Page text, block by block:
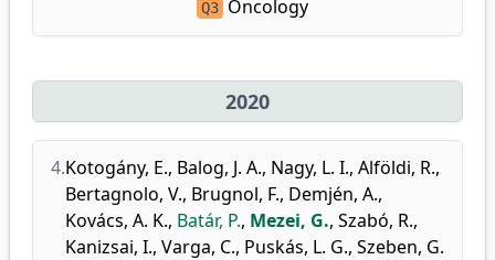
Q3 Oncology
2020
4.Kotogány, E., Balog, J. A., Nagy, L. I., Alföldi, R.,
Bertagnolo, V., Brugnol, F., Demjén, A.,
Kovács, A. K., Batár, P., Mezei, G., Szabó, R.,
Kanizsai, I., Varga, C., Puskás, L. G., Szeben, G.